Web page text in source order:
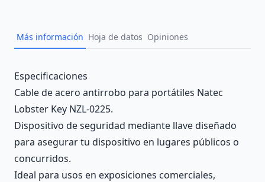
Más información Hoja de datos Opiniones
Description
Especificaciones
Cable de acero antirrobo para portátiles Natec
Lobster Key NZL-0225.
Dispositivo de seguridad mediante llave diseñado
para asegurar tu dispositivo en lugares públicos o
concurridos.
Ideal para usos en exposiciones comerciales,